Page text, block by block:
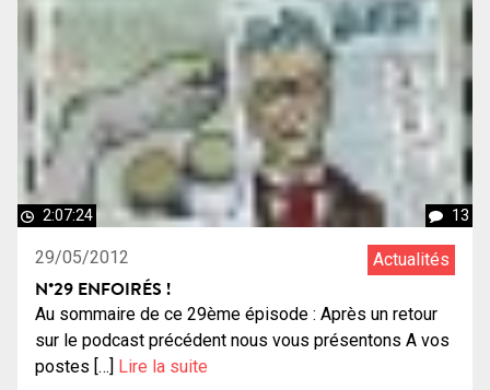
2:07:24 13
29/05/2012 Actualités
N°29 ENFOIRÉS !
Au sommaire de ce 29ème épisode : Après un retour
sur le podcast précédent nous vous présentons A vos
postes […]
Lire la suite